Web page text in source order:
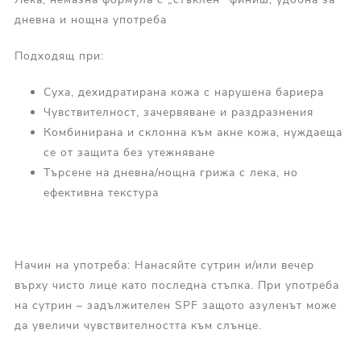
дневна и нощна употреба
Подходящ при:
Суха, дехидратирана кожа с нарушена бариера
Чувствителност, зачервяване и раздразнения
Комбинирана и склонна към акне кожа, нуждаеща
се от защита без утежняване
Търсене на дневна/нощна грижа с лека, но
ефективна текстура
Начин на употреба: Нанасяйте сутрин и/или вечер
върху чисто лице като последна стъпка. При употреба
на сутрин – задължителен SPF защото азуленът може
да увеличи чувствителността към слънце.